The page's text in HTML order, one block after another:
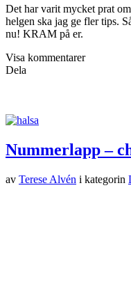
Det har varit mycket prat om
helgen ska jag ge fler tips.
nu! KRAM på er.
Visa kommentarer
Dela
Nummerlapp –
av Terese Alvén i kategorin